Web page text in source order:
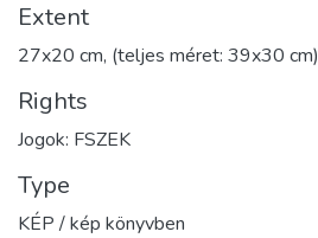
Extent
27x20 cm, (teljes méret: 39x30 cm)
Rights
Jogok: FSZEK
Type
KÉP / kép könyvben